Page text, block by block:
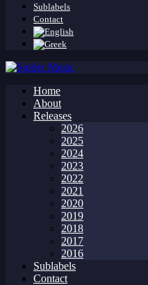
Sublabels
Contact
Home
About
Releases
2026
2025
2024
2023
2022
2021
2020
2019
2018
2017
2016
Sublabels
Contact